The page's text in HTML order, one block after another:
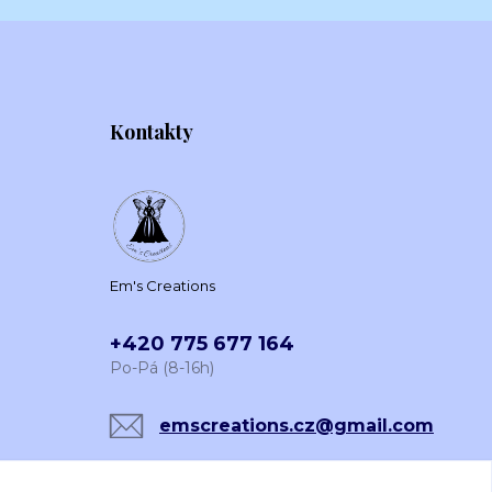
Kontakty
Em's Creations
+420 775 677 164
Po-Pá (8-16h)
emscreations.cz@gmail.com